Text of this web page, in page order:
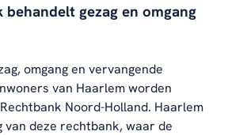
gezag en omgang
omgang en vervangende
van Haarlem worden
Noord-Holland. Haarlem
van deze rechtbank, waar de